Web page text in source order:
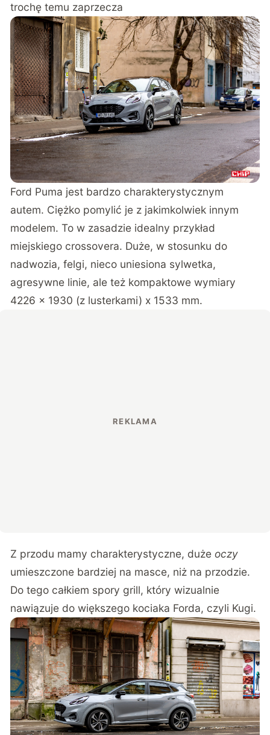
trochę temu zaprzecza
Ford Puma jest bardzo charakterystycznym
autem. Ciężko pomylić je z jakimkolwiek innym
modelem. To w zasadzie idealny przykład
miejskiego crossovera. Duże, w stosunku do
nadwozia, felgi, nieco uniesiona sylwetka,
agresywne linie, ale też kompaktowe wymiary
4226 x 1930 (z lusterkami) x 1533 mm.
Z przodu mamy charakterystyczne, dużeoczy
umieszczone bardziej na masce, niż na przodzie.
Do tego całkiem spory grill, który wizualnie
nawiązuje do większego kociaka Forda, czyli Kugi.